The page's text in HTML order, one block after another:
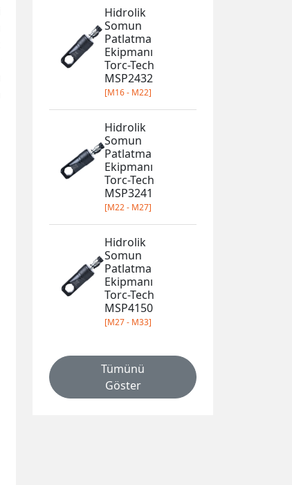
Hidrolik
Somun
Patlatma
Ekipmanı
Torc-Tech
MSP2432
[M16 - M22]
Hidrolik
Somun
Patlatma
Ekipmanı
Torc-Tech
MSP3241
[M22 - M27]
Hidrolik
Somun
Patlatma
Ekipmanı
Torc-Tech
MSP4150
[M27 - M33]
Tümünü
Göster